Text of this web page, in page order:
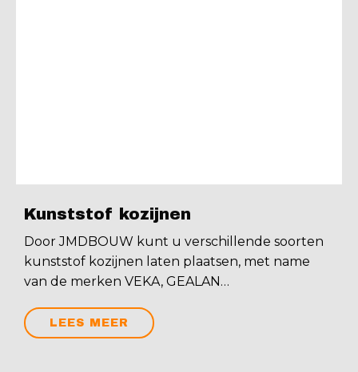
Kunststof kozijnen
Door JMDBOUW kunt u verschillende soorten
kunststof kozijnen laten plaatsen, met name
van de merken VEKA, GEALAN…
LEES MEER